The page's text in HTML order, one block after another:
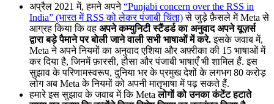
अप्रैल 2021 में, हमने अपने“Punjabi concern over the RSS in
India” (भारत में RSS को लेकर पंजाबी चिंता)से जुड़े फ़ैसले में Meta से
आग्रह किया कि वह अपने कम्युनिटी स्टैंडर्ड का अनुवाद अपने यूज़र्स
द्वारा बड़े पैमाने पर बोली जाने वाली सभी भाषाओं में करे.इसके जवाब में,
Meta ने अपने नियमों का अनुवाद एशिया और अफ़्रीका की 15 भाषाओं में
कर दिया है, जिनमें फ़ारसी, हौसा और पंजाबी भाषाएँ भी शामिल हैं. इस
सुझाव के परिणामस्वरूप, दुनिया भर के प्रमुख देशों के लगभग 80 करोड़
लोग अब Meta के नियमों को अपनी मातृभाषा में पढ़ सकते हैं.
हमारे इस सुझाव के जवाब में कि Metaलोगों को उनका कंटेंट हटाते